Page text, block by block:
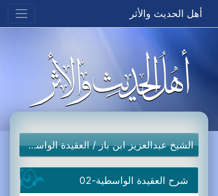
أهل الحديث والأثر
الشيخ عبدالعزيز ابن باز/العقيدة الواسطية
شرح العقيدة الواسطية-02